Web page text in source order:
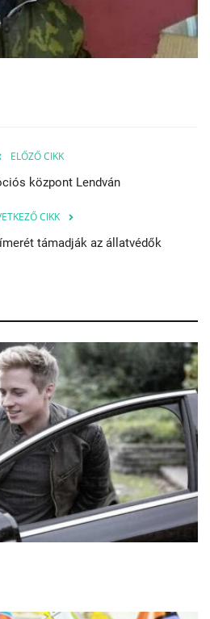
ELŐZŐ CIKK
központ Lendván
CIKK
támadják az állatvédők